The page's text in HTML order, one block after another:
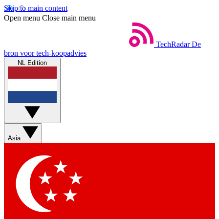
Skip to main content
Open menu Close main menu
TechRadar De
bron voor tech-koopadvies
NL Edition
Asia